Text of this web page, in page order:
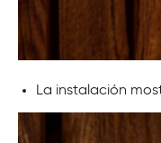
La instalación